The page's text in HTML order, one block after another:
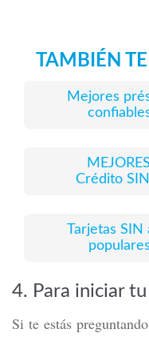
TAMBIÉN
Mejores
Crédito
Tarjetas SIN
4. Para iniciar
Si te estás